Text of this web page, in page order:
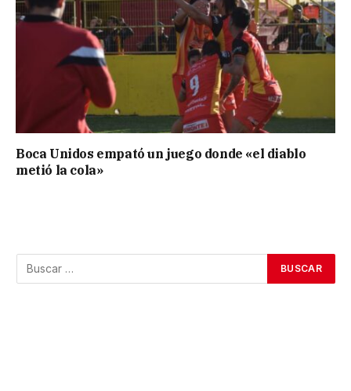
Boca Unidos empató un juego donde «el diablo
metió la cola»